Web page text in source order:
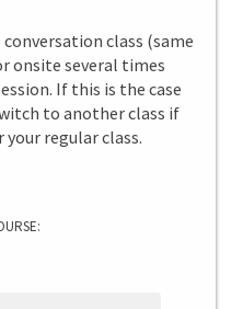
class (same
onsite several times
If this is the case
to another class if
regular class.